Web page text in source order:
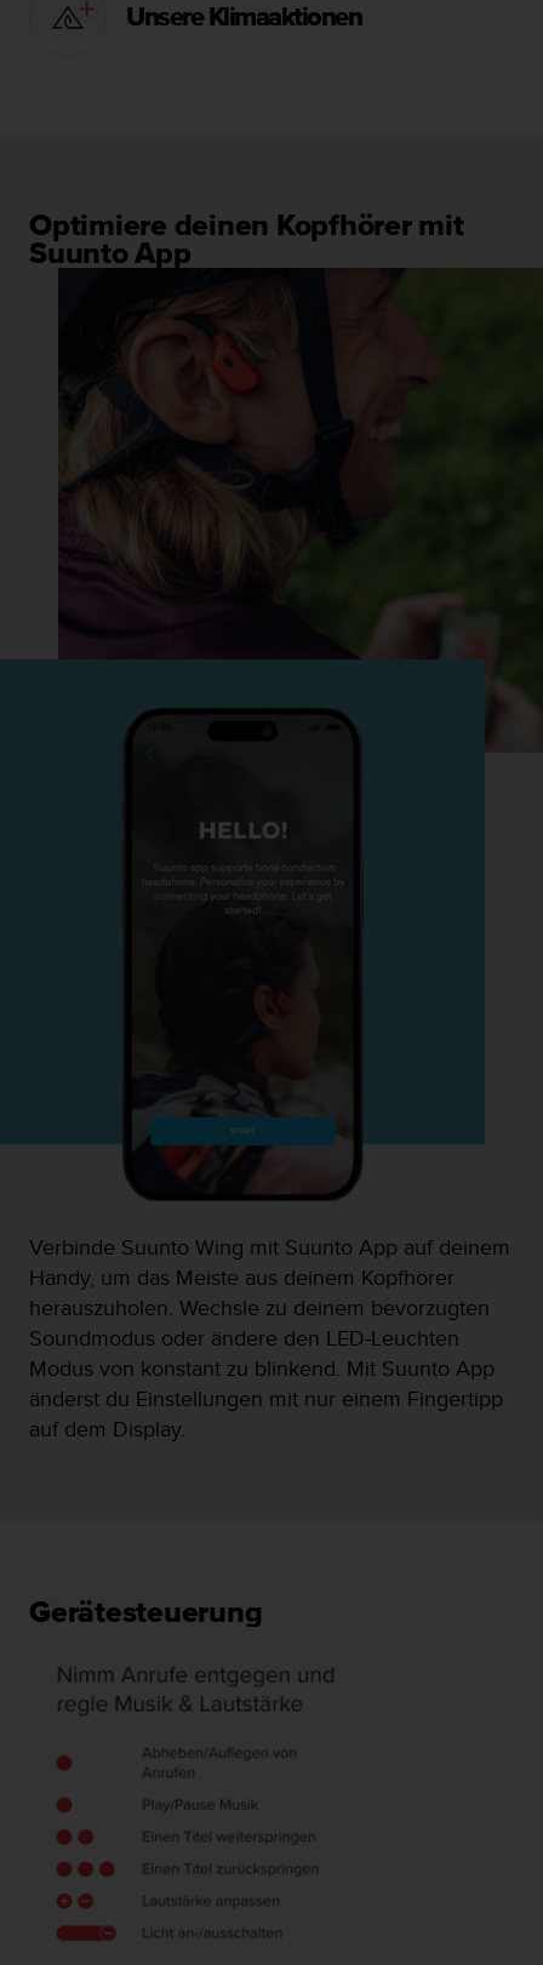
Unsere Klimaaktionen
Verbinde Suunto Wing mit Suunto App auf deinem
Handy, um das Meiste aus deinem Kopfhörer
herauszuholen. Wechsle zu deinem bevorzugten
Soundmodus oder ändere den LED-Leuchten
Modus von konstant zu blinkend. Mit Suunto App
änderst du Einstellungen mit nur einem Fingertipp
auf dem Display.
Optimiere deinen Kopfhörer mit
Suunto App
Gerätesteuerung